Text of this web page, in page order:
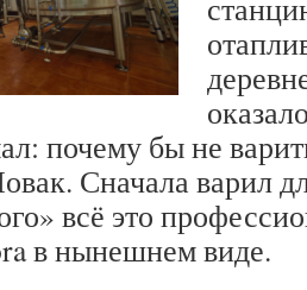
почему бы не
Сначала варил
всё это
в нынешнем виде.